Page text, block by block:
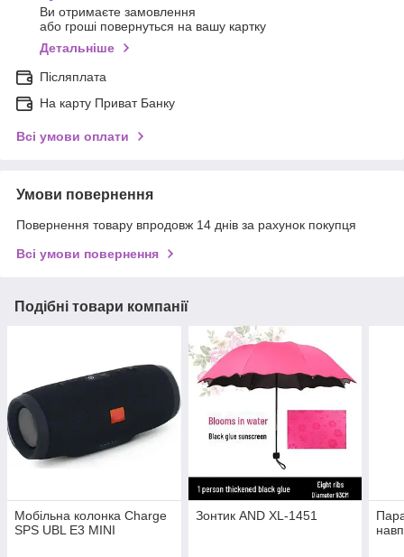
Ви отримаєте замовлення
або гроші повернуться на вашу картку
Детальніше
Післяплата
На карту Приват Банку
Всі умови оплати
Умови повернення
Повернення товару впродовж 14 днів за рахунок покупця
Всі умови повернення
Подібні товари компанії
Мобільна колонка Charge
SPS UBL E3 MINI
Зонтик AND XL-1451